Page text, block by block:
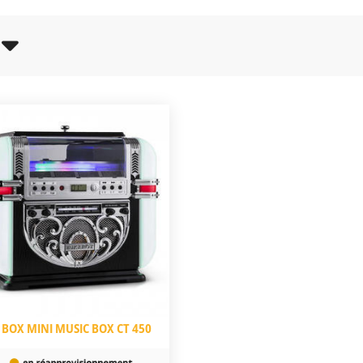
revivre l’instant de quelques chansons l’époque des 33 et 45
rétro, dotés des technologies les plus modernes pour
de millions d’Américains. À cette époque, la musique noire
considérée par certains responsables politiques comme
donc imposée dans de nombreux établissements à travers
(notamment le jazz) de trouver une résonance inédite.
afro-américaine. Le mot « jukebox » proviendrait en effet de
noirs du sud des États-Unis allaient se retrouver pour boire et
« Joot », signifiant « danser ». Il a suffi de rajouter « Box » à
nous connaissons aujourd’hui.
et 1950, époques pendant lesquelles il était présent dans
lui a rapidement permis de franchir l’Atlantique pour venir
notamment grâce à l’essor du rock’n’roll.
des plateformes permettant de diffuser la musique plus
et modernité
BOX MINI MUSIC BOX CT 450